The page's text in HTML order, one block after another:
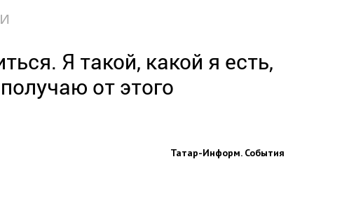
Я такой, какой я есть,
от этого
Татар-Информ. События